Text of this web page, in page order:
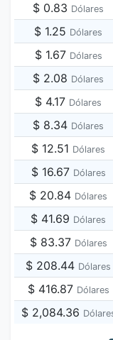
$ 0.83 Dólares
$ 1.25 Dólares
$ 1.67 Dólares
$ 2.08 Dólares
$ 4.17 Dólares
$ 8.34 Dólares
$ 12.51 Dólares
$ 16.67 Dólares
$ 20.84 Dólares
$ 41.69 Dólares
$ 83.37 Dólares
$ 208.44 Dólares
$ 416.87 Dólares
$ 2,084.36